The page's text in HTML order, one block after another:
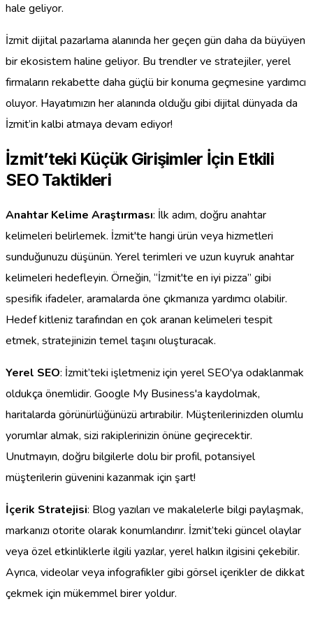
hale geliyor.
İzmit dijital pazarlama alanında her geçen gün daha da büyüyen
bir ekosistem haline geliyor. Bu trendler ve stratejiler, yerel
firmaların rekabette daha güçlü bir konuma geçmesine yardımcı
oluyor. Hayatımızın her alanında olduğu gibi dijital dünyada da
İzmit’in kalbi atmaya devam ediyor!
İzmit’teki Küçük Girişimler İçin Etkili
SEO Taktikleri
Anahtar Kelime Araştırması: İlk adım, doğru anahtar
kelimeleri belirlemek. İzmit'te hangi ürün veya hizmetleri
sunduğunuzu düşünün. Yerel terimleri ve uzun kuyruk anahtar
kelimeleri hedefleyin. Örneğin, “İzmit'te en iyi pizza” gibi
spesifik ifadeler, aramalarda öne çıkmanıza yardımcı olabilir.
Hedef kitleniz tarafından en çok aranan kelimeleri tespit
etmek, stratejinizin temel taşını oluşturacak.
Yerel SEO: İzmit’teki işletmeniz için yerel SEO'ya odaklanmak
oldukça önemlidir. Google My Business'a kaydolmak,
haritalarda görünürlüğünüzü artırabilir. Müşterilerinizden olumlu
yorumlar almak, sizi rakiplerinizin önüne geçirecektir.
Unutmayın, doğru bilgilerle dolu bir profil, potansiyel
müşterilerin güvenini kazanmak için şart!
İçerik Stratejisi: Blog yazıları ve makalelerle bilgi paylaşmak,
markanızı otorite olarak konumlandırır. İzmit’teki güncel olaylar
veya özel etkinliklerle ilgili yazılar, yerel halkın ilgisini çekebilir.
Ayrıca, videolar veya infografikler gibi görsel içerikler de dikkat
çekmek için mükemmel birer yoldur.